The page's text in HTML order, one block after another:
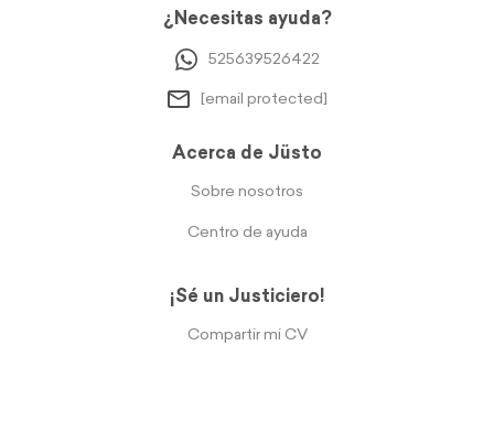
¿Necesitas ayuda?
525639526422
[email protected]
Acerca de Jüsto
Sobre nosotros
Centro de ayuda
¡Sé un Justiciero!
Compartir mi CV